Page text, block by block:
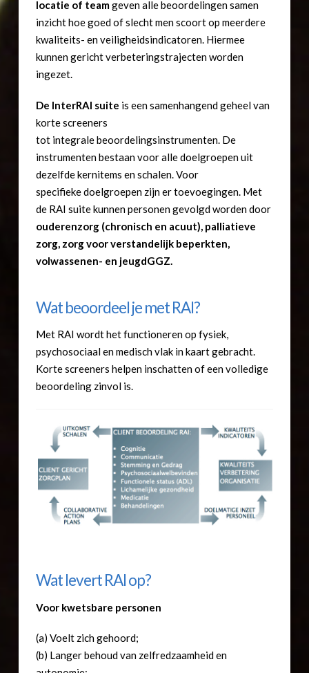
locatie of teamgeven alle beoordelingen samen
inzicht hoe goed of slecht men scoort op meerdere
kwaliteits- en veiligheidsindicatoren. Hiermee
kunnen gericht verbeteringstrajecten worden
ingezet.
De InterRAI suite is een samenhangend geheel van
korte screeners
tot integrale beoordelingsinstrumenten. De
instrumenten bestaan voor alle doelgroepen uit
dezelfde kernitems en schalen. Voor
specifieke doelgroepen zijn er toevoegingen. Met
de RAI suite kunnen personen gevolgd worden door
ouderenzorg (chronisch en acuut), palliatieve
zorg, zorg voor verstandelijk beperkten,
volwassenen- en jeugdGGZ.
Wat beoordeel je met RAI?
Met RAI wordt het functioneren op fysiek,
psychosociaal en medisch vlak in kaart gebracht.
Korte screeners helpen inschatten of een volledige
beoordeling zinvol is.
Wat levert RAI op?
Voor kwetsbare personen
(a) Voelt zich gehoord;
(b) Langer behoud van zelfredzaamheid en